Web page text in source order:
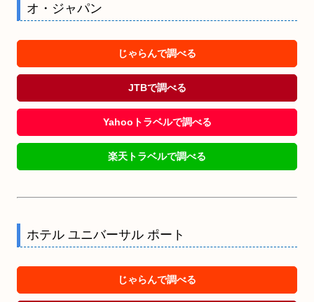
オ・ジャパン
じゃらんで調べる
JTBで調べる
Yahooトラベルで調べる
楽天トラベルで調べる
ホテル ユニバーサル ポート
じゃらんで調べる